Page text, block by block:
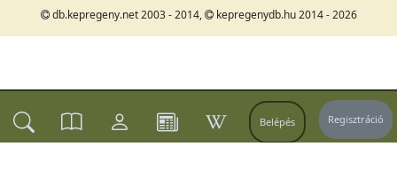
Belépés Regisztráció
db.kepregeny.net 2003 - 2014, kepregenydb.hu 2014 - 2026